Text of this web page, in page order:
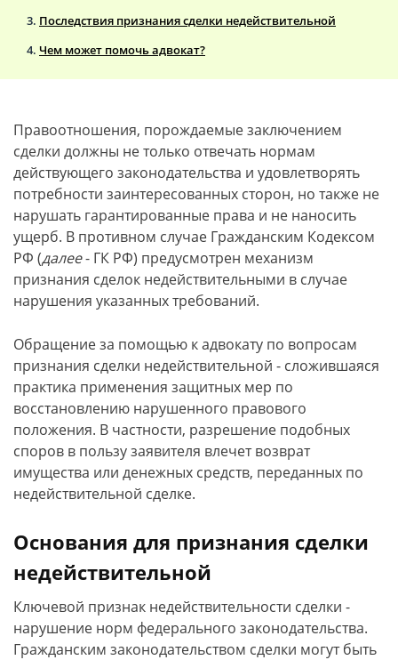
Последствия признания сделки недействительной
Чем может помочь адвокат?
Правоотношения, порождаемые заключением
сделки должны не только отвечать нормам
действующего законодательства и удовлетворять
потребности заинтересованных сторон, но также не
нарушать гарантированные права и не наносить
ущерб. В противном случае Гражданским Кодексом
РФ (далее- ГК РФ) предусмотрен механизм
признания сделок недействительными в случае
нарушения указанных требований.
Обращение за помощью к адвокату по вопросам
признания сделки недействительной - сложившаяся
практика применения защитных мер по
восстановлению нарушенного правового
положения. В частности, разрешение подобных
споров в пользу заявителя влечет возврат
имущества или денежных средств, переданных по
недействительной сделке.
Основания для признания сделки
недействительной
Ключевой признак недействительности сделки -
нарушение норм федерального законодательства.
Гражданским законодательством сделки могут быть